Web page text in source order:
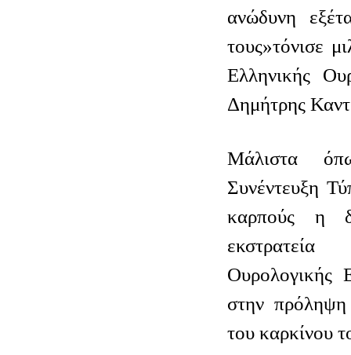
ανώδυνη
τους»τόνισε
Ελληνικής
Δημήτρης
Μάλιστα
Συνέντευξη
καρπούς η
Ουρολογικής
στην πρόληψη
του καρκίνου